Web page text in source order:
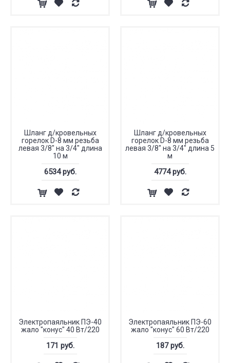
Шланг д/кровельных
горелок D-8 мм резьба
левая 3/8" на 3/4" длина
10 м
6534 руб.
Шланг д/кровельных
горелок D-8 мм резьба
левая 3/8" на 3/4" длина 5
м
4774 руб.
Электропаяльник ПЭ-40
жало "конус" 40 Вт/220
171 руб.
Электропаяльник ПЭ-60
жало "конус" 60 Вт/220
187 руб.